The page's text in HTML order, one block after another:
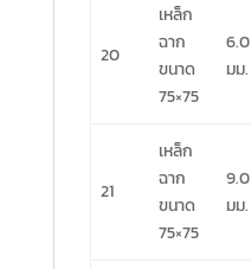
20
เหล็ก
ฉาก
ขนาด
75×75
6.0
มม.
21
เหล็ก
ฉาก
ขนาด
75×75
9.0
มม.